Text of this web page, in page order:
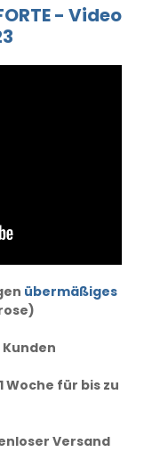
- Video
übermäßiges
Woche für bis zu
Versand